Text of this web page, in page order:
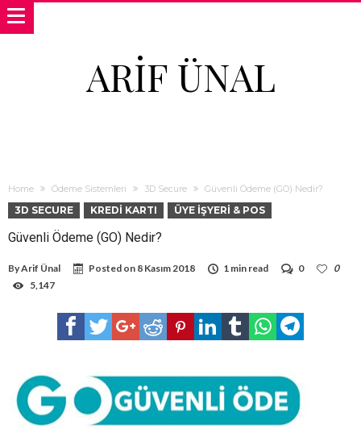
ARIF ÜNAL
Home Ödeme Sistemleri 3D Secure Güvenli Ödeme (GO) Nedir?
3D SECURE KREDI KARTI ÜYE İŞYERI & POS
Güvenli Ödeme (GO) Nedir?
ByArif Ünal Posted on 8 Kasım 2018 1 min read 0
0
5,147